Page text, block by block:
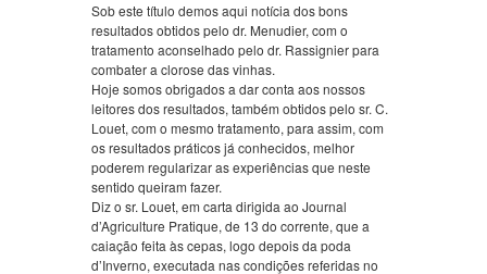
Sob este título demos aqui notícia dos bons
resultados obtidos pelo dr. Menudier, com o
tratamento aconselhado pelo dr. Rassignier para
combater a clorose das vinhas.
Hoje somos obrigados a dar conta aos nossos
leitores dos resultados, também obtidos pelo sr. C.
Louet, com o mesmo tratamento, para assim, com
os resultados práticos já conhecidos, melhor
poderem regularizar as experiências que neste
sentido queiram fazer.
Diz o sr. Louet, em carta dirigida ao Journal
d’Agriculture Pratique, de 13 do corrente, que a
caiação feita às cepas, logo depois da poda
d’Inverno, executada nas condições referidas no